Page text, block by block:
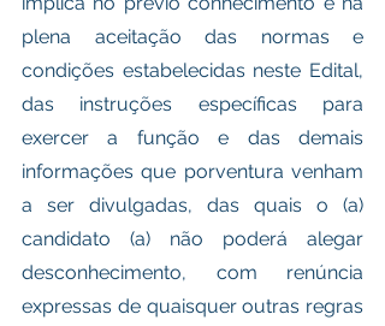
plena aceitação das normas e
condições estabelecidas neste Edital,
das instruções específicas para
exercer a função e das demais
informações que porventura venham
a ser divulgadas, das quais o (a)
candidato (a) não poderá alegar
desconhecimento, com renúncia
expressas de quaisquer outras regras